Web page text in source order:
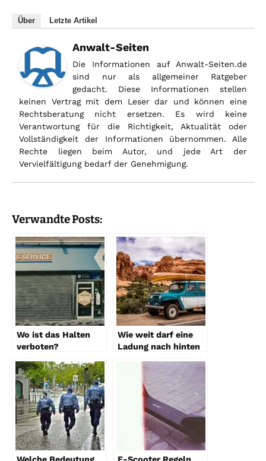
Über Letzte Artikel
Anwalt-Seiten
Die Informationen auf Anwalt-Seiten.de
sind nur als allgemeiner Ratgeber
gedacht. Diese Informationen stellen
keinen Vertrag mit dem Leser dar und können eine
Rechtsberatung nicht ersetzen. Es wird keine
Verantwortung für die Richtigkeit, Aktualität oder
Vollständigkeit der Informationen übernommen. Alle
Rechte liegen beim Autor, und jede Art der
Vervielfältigung bedarf der Genehmigung.
Verwandte Posts:
Wo ist das Halten
verboten?
Wie weit darf eine
Ladung nach hinten